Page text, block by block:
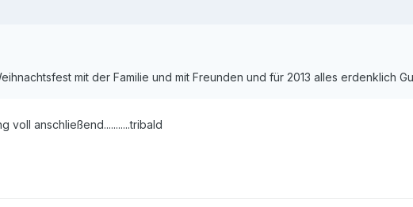
mit der Familie und mit Freunden und für 2013 alles erdenklich
voll anschließend...........tribald